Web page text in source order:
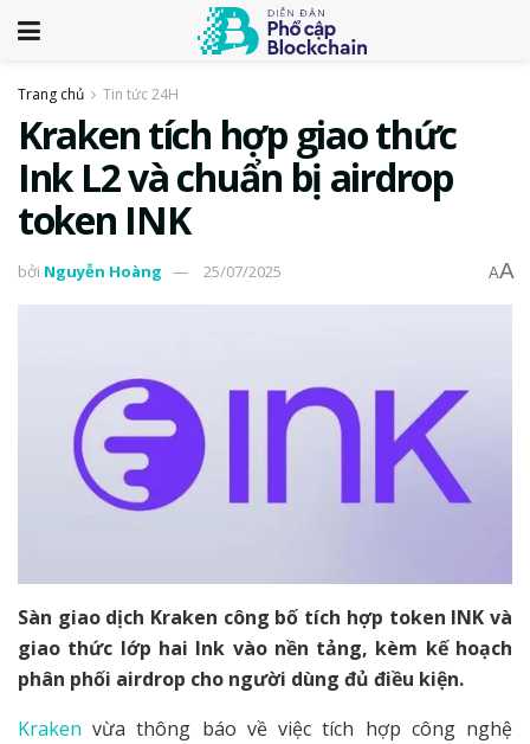
Trang chủ Tin tức 24H
Kraken tích hợp giao thức
Ink L2 và chuẩn bị airdrop
token INK
bởi Nguyễn Hoàng 25/07/2025 AA
Sàn giao dịch Kraken công bố tích hợp token INK và
giao thức lớp hai Ink vào nền tảng, kèm kế hoạch
phân phối airdrop cho người dùng đủ điều kiện.
Kraken vừa thông báo về việc tích hợp công nghệ